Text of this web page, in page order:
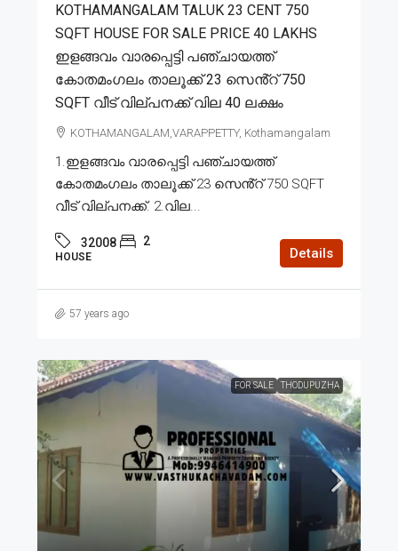
KOTHAMANGALAM TALUK 23 CENT 750
SQFT HOUSE FOR SALE PRICE 40 LAKHS
ഇളങ്ങവം വാരപ്പെട്ടി പഞ്ചായത്ത്
കോതമംഗലം താലൂക്ക് 23 സെൻ്റ് 750
SQFT വീട് വില്പനക്ക് വില 40 ലക്ഷം
KOTHAMANGALAM,VARAPPETTY, Kothamangalam
1.ഇളങ്ങവം വാരപ്പെട്ടി പഞ്ചായത്ത്
കോതമംഗലം താലൂക്ക് 23 സെൻ്റ് 750 SQFT
വീട് വില്പനക്ക്. 2.വില...
32008 2
HOUSE Details
57 years ago
FOR SALE THODUPUZHA